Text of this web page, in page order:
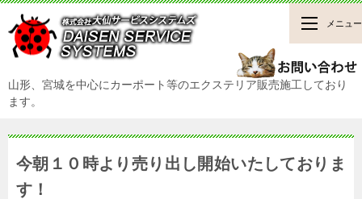
山形、宮城を中心にカーポート等のエクステリア販売施工しており
ます。
メニュー
今朝１０時より売り出し開始いたしておりま
す！